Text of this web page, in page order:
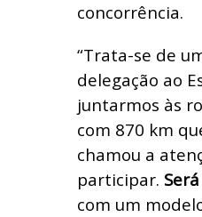
concorrência.
“Trata-se de
delegação ao
juntarmos às
com 870 km
chamou a
participar.
com um